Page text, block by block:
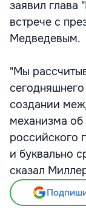
заявил глава
встрече с
Медведевым.
"Мы
создании
механизма об
российского
и буквально
сказал